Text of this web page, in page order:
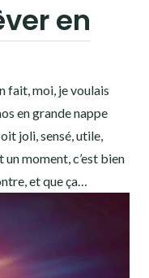
en
fait, moi, je voulais
en grande nappe
joli, sensé, utile,
moment, c’est bien
et que ça…